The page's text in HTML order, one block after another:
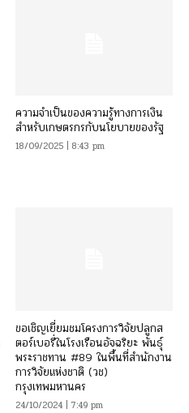
ความจำเป็นของความรู้ทางการเงิน
สำหรับเกษตรกรกับนโยบายของรัฐ
18/09/2025 | 8:43 pm
ขอเชิญเยี่ยมชมโครงการวิจัยปลูกส
ตอร์เบอรี่ในโรงเรือนอัจฉริยะ พันธุ์
พระราชทาน #89 ในพื้นที่สำนักงาน
การวิจัยแห่งชาติ (วช)
กรุงเทพมหานคร
24/10/2024 | 7:49 pm